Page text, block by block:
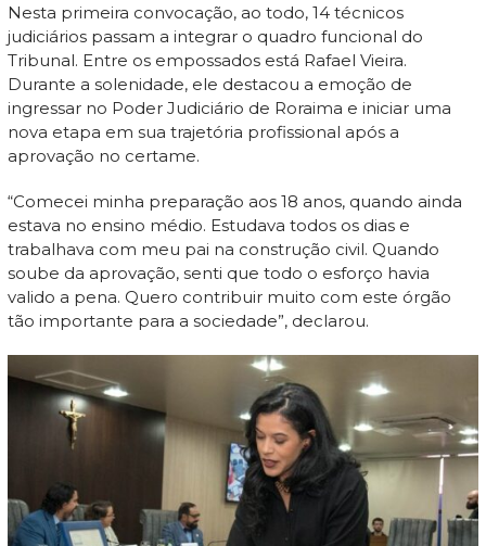
Nesta primeira convocação, ao todo, 14 técnicos
judiciários passam a integrar o quadro funcional do
Tribunal. Entre os empossados está Rafael Vieira.
Durante a solenidade, ele destacou a emoção de
ingressar no Poder Judiciário de Roraima e iniciar uma
nova etapa em sua trajetória profissional após a
aprovação no certame.
“Comecei minha preparação aos 18 anos, quando ainda
estava no ensino médio. Estudava todos os dias e
trabalhava com meu pai na construção civil. Quando
soube da aprovação, senti que todo o esforço havia
valido a pena. Quero contribuir muito com este órgão
tão importante para a sociedade”, declarou.